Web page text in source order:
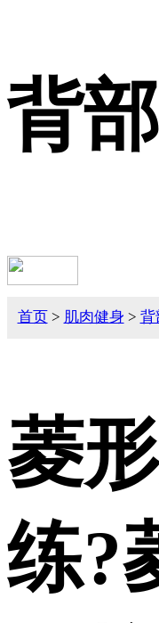
背部
首页 > 肌肉健身 > 背
菱
练?